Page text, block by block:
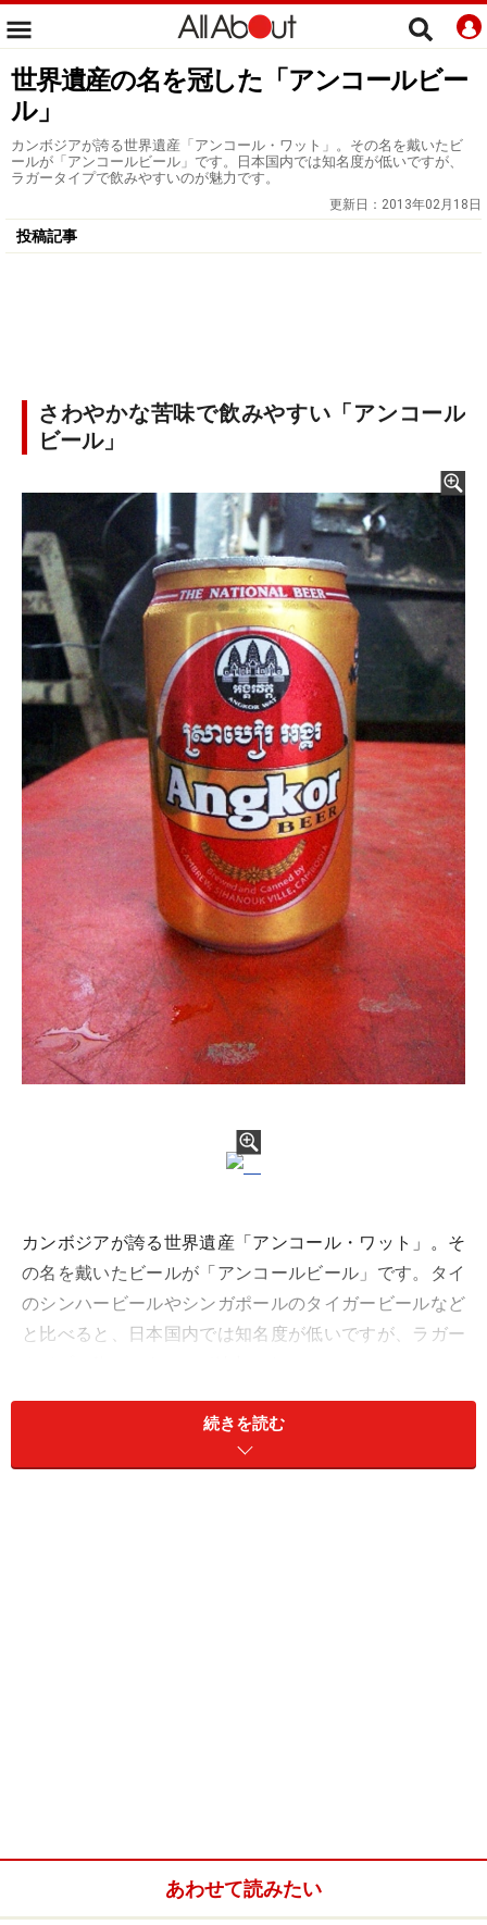
世界遺産の名を冠した「アンコールビー
ル」
カンボジアが誇る世界遺産「アンコール・ワット」。その名を戴いたビ
ールが「アンコールビール」です。日本国内では知名度が低いですが、
ラガータイプで飲みやすいのが魅力です。
更新日： 2013年02月18日
投稿記事
さわやかな苦味で飲みやすい「アンコール
ビール」
カンボジアが誇る世界遺産「アンコール・ワット」。そ
の名を戴いたビールが「アンコールビール」です。タイ
のシンハービールやシンガポールのタイガービールなど
と比べると、日本国内では知名度が低いですが、ラガー
目印は、パッケージに描かれた「アンコール・ワッ
ト」。しかし別に「アンコール・ワット」名物というわ
カンボジアに限らず、東南アジアでビールといえば氷を
入れて飲むもの。味もアルコール分も薄まって、どんど
続きを読む
あわせて読みたい